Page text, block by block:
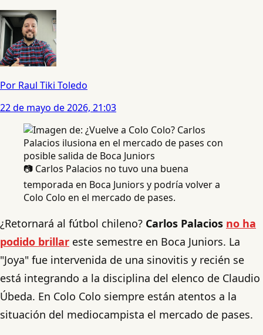
Por Raul Tiki Toledo
22 de mayo de 2026, 21:03
📷 Carlos Palacios no tuvo una buena
temporada en Boca Juniors y podría volver a
Colo Colo en el mercado de pases.
¿Retornará al fútbol chileno? Carlos Palacios no ha
podido brillar este semestre en Boca Juniors. La
"Joya" fue intervenida de una sinovitis y recién se
está integrando a la disciplina del elenco de Claudio
Úbeda. En Colo Colo siempre están atentos a la
situación del mediocampista el mercado de pases.